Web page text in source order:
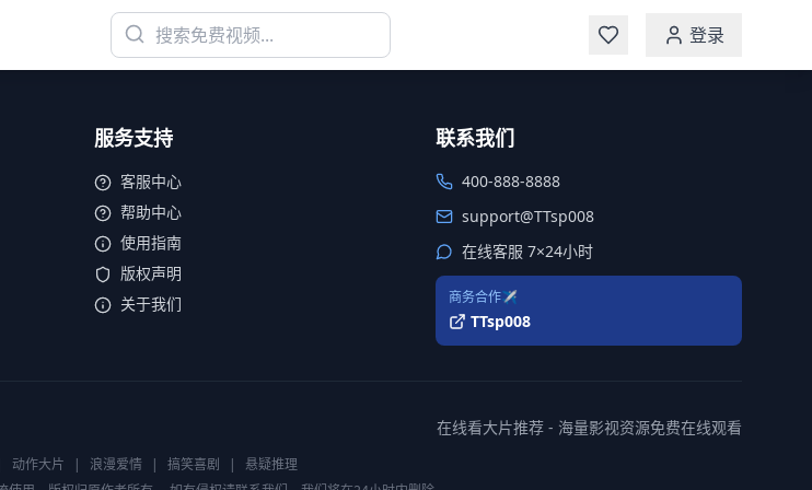
登录
服务支持
客服中心
帮助中心
使用指南
版权声明
关于我们
联系我们
400-888-8888
support@TTsp008
在线客服 7×24小时
商务合作✈️
TTsp008
在线看大片推荐 - 海量影视资源免费在线观看
动作大片 | 浪漫爱情 | 搞笑喜剧 |
悬疑推理